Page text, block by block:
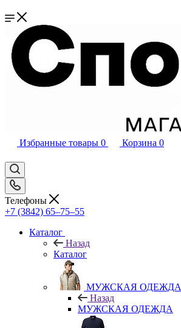
Избранные товары 0 Корзина 0
Телефоны
+7 (3842) 65–75–55
Каталог
Назад
Каталог
МУЖСКАЯ ОДЕЖДА
Назад
МУЖСКАЯ ОДЕЖДА